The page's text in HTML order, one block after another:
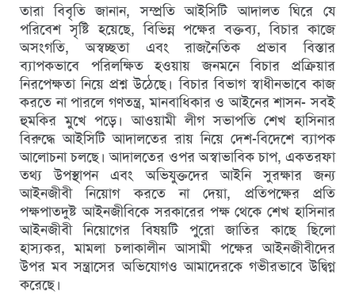
তারা বিবৃতি জানান, সম্প্রতি আইসিটি আদালত ঘিরে যে
পরিবেশ সৃষ্টি হয়েছে, বিভিন্ন পক্ষের বক্তব্য, বিচার কাজে
অসংগতি, অস্বচ্ছতা এবং রাজনৈতিক প্রভাব বিস্তার
ব্যাপকভাবে পরিলক্ষিত হওয়ায় জনমনে বিচার প্রক্রিয়ার
নিরপেক্ষতা নিয়ে প্রশ্ন উঠেছে। বিচার বিভাগ স্বাধীনভাবে কাজ
করতে না পারলে গণতন্ত্র, মানবাধিকার ও আইনের শাসন- সবই
হুমকির মুখে পড়ে। আওয়ামী লীগ সভাপতি শেখ হাসিনার
বিরুদ্ধে আইসিটি আদালতের রায় নিয়ে দেশ-বিদেশে ব্যাপক
আলোচনা চলছে। আদালতের ওপর অস্বাভাবিক চাপ, একতরফা
তথ্য উপস্থাপন এবং অভিযুক্তদের আইনি সুরক্ষার জন্য
আইনজীবী নিয়োগ করতে না দেয়া, প্রতিপক্ষের প্রতি
পক্ষপাতদুষ্ট আইনজীবিকে সরকারের পক্ষ থেকে শেখ হাসিনার
আইনজীবী নিয়োগের বিষয়টি পুরো জাতির কাছে ছিলো
হাস্যকর, মামলা চলাকালীন আসামী পক্ষের আইনজীবীদের
উপর মব সন্ত্রাসের অভিযোগও আমাদেরকে গভীরভাবে উদ্বিগ্ন
করেছে।